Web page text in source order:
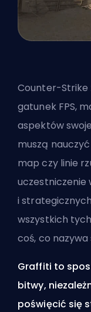
Counter-Strike
gatunek FPS,
aspektów
muszą
map czy linie
uczestniczenie
i
wszystkich
coś, co
Graffiti to
bitwy,
poświęcić się